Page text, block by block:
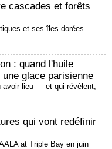
cascades et forêts
et ses îles dorées.
: quand l'huile
glace parisienne
avoir lieu — et qui révèlent,
qui vont redéfinir
at Triple Bay en juin